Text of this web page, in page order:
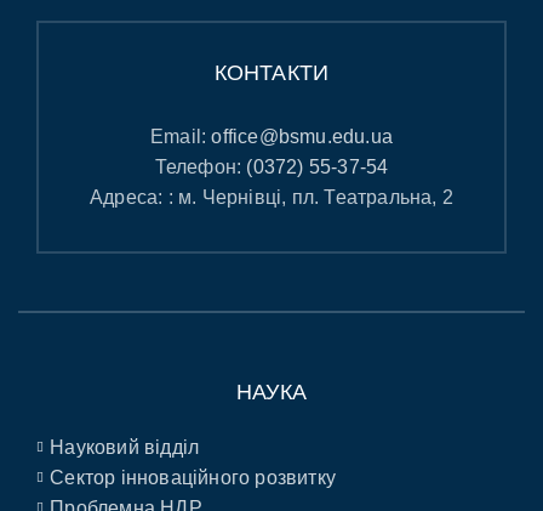
КОНТАКТИ
Email:office@bsmu.edu.ua
Телефон: (0372) 55-37-54
Адреса: : м. Чернівці, пл. Театральна, 2
НАУКА
Науковий відділ
Сектор інноваційного розвитку